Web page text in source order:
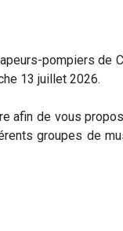
pompiers de
13 juillet 2026.
afin de vous
groupes de